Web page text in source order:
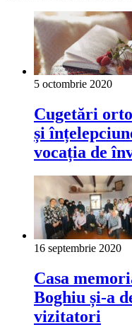
5 octombrie 2020
Cugetări
și
vocația de
16 septembrie 2020
Casa
Boghiu și-a
vizitatori